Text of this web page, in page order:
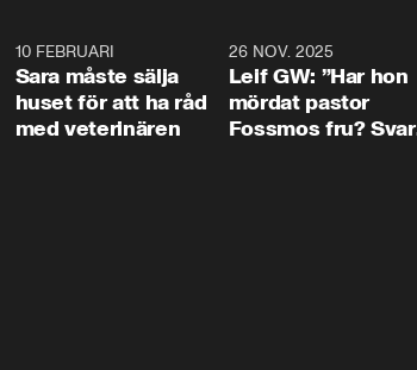
10 FEBRUARI
Sara måste sälja
huset för att ha råd
med veterinären
26 NOV. 2025
Leif GW: ”Har hon
mördat pastor
Fossmos fru? Svar